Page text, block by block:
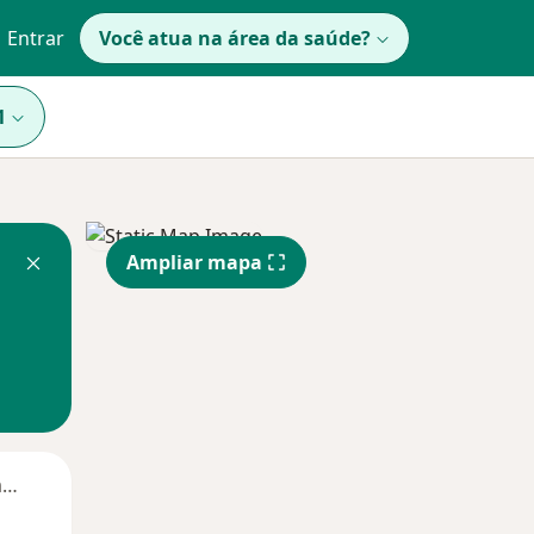
Entrar Você atua na área da saúde?
Segunda-feira
Ampliar mapa